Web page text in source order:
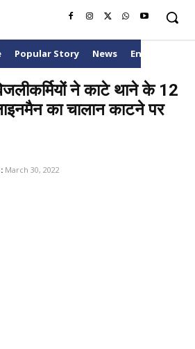
Popular Story News
ने काटे थाने के 12
का चालान काटने पर
March 30, 2022